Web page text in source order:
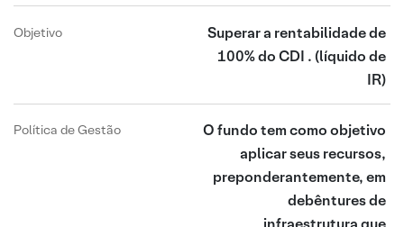
Objetivo
Superar a rentabilidade de
100% do CDI . (líquido de
IR)
Política de Gestão
O fundo tem como objetivo
aplicar seus recursos,
preponderantemente, em
debêntures de